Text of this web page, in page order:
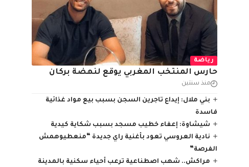
رياضة
حارس المنتخب المغربي يوقع لنهضة بركان
منذ سنتين
بني ملال: إيداع تاجرين السجن بسبب بيع مواد غذائية
فاسدة
شيشاوة: إعفاء خطيب مسجد بسبب شكاية كيدية
نادية العروسي تعود بأغنية راي جديدة “منعطيوهمش
الفرصة”
مراكش.. شهب اصطناعية ترعب أحياء سكنية بالمدينة